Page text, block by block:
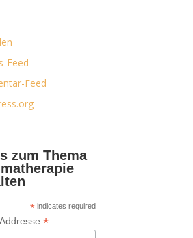
Feed
Feed
zum Thema
* indicates required
*